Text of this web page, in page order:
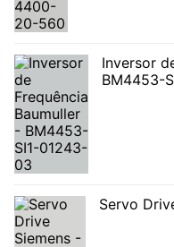
Inversor
BM4453-
Servo